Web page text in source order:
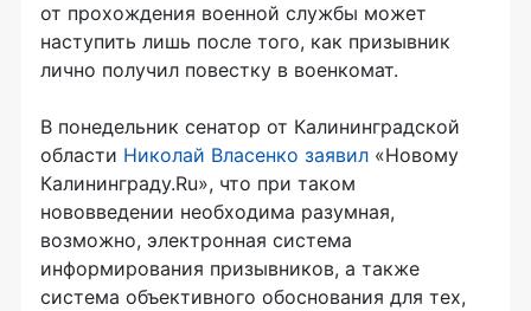
от прохождения военной службы может
наступить лишь после того, как призывник
лично получил повестку в военкомат.
В понедельник сенатор от Калининградской
области Николай Власенко заявил «Новому
Калининграду.Ru», что при таком
нововведении необходима разумная,
возможно, электронная система
информирования призывников, а также
система объективного обоснования для тех,